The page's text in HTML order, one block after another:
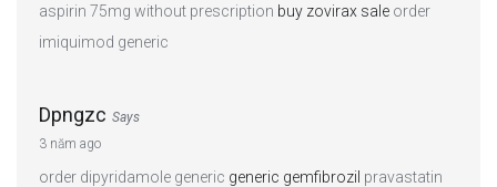
aspirin 75mg without prescription buy zovirax sale order
imiquimod generic
Dpngzc Says
3 năm ago
order dipyridamole generic generic gemfibrozil pravastatin